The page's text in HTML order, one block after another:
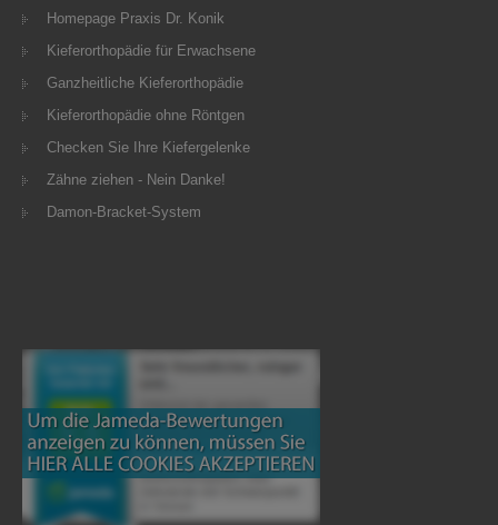
Homepage Praxis Dr. Konik
Kieferorthopädie für Erwachsene
Ganzheitliche Kieferorthopädie
Kieferorthopädie ohne Röntgen
Checken Sie Ihre Kiefergelenke
Zähne ziehen - Nein Danke!
Damon-Bracket-System